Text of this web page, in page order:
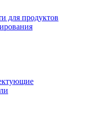
для продуктов